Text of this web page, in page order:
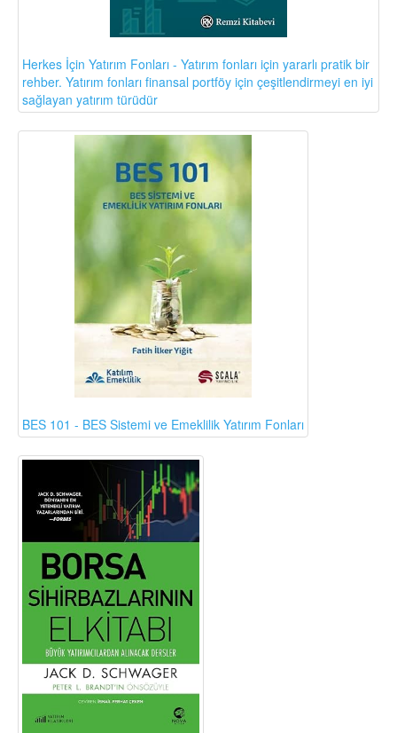
Herkes İçin Yatırım Fonları - Yatırım fonları için yararlı pratik bir
rehber. Yatırım fonları finansal portföy için çeşitlendirmeyi en iyi
sağlayan yatırım türüdür
BES 101 - BES Sistemi ve Emeklilik Yatırım Fonları